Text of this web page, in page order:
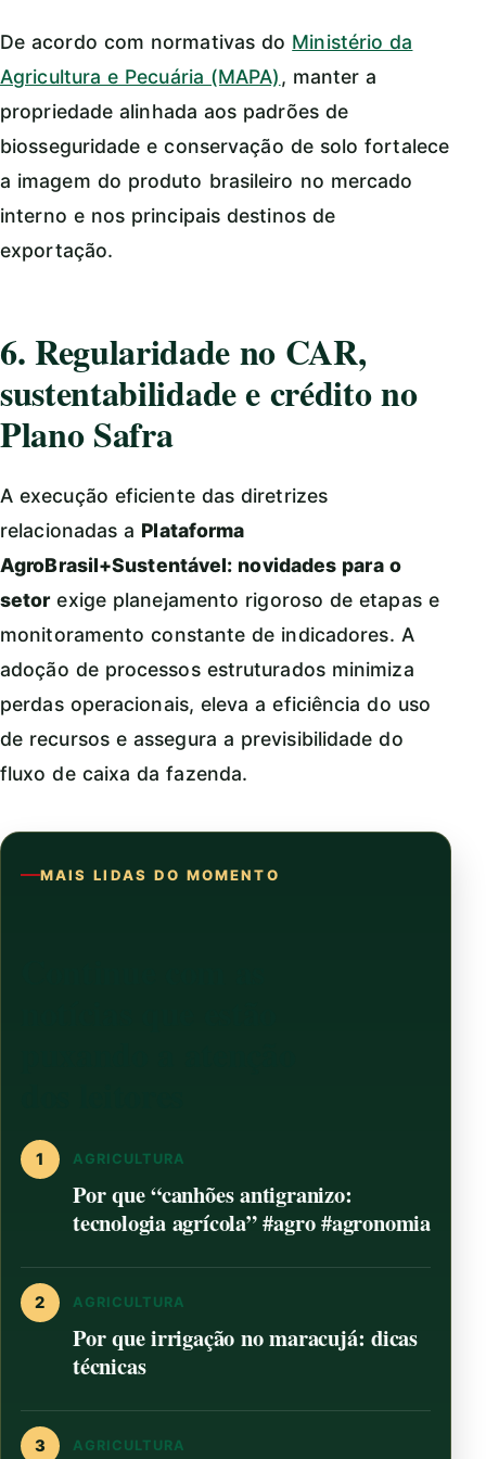
De acordo com normativas do Ministério da
Agricultura e Pecuária (MAPA), manter a
propriedade alinhada aos padrões de
biosseguridade e conservação de solo fortalece
a imagem do produto brasileiro no mercado
interno e nos principais destinos de
exportação.
6. Regularidade no CAR,
sustentabilidade e crédito no
Plano Safra
A execução eficiente das diretrizes
relacionadas a Plataforma
AgroBrasil+Sustentável: novidades para o
setorexige planejamento rigoroso de etapas e
monitoramento constante de indicadores. A
adoção de processos estruturados minimiza
perdas operacionais, eleva a eficiência do uso
de recursos e assegura a previsibilidade do
fluxo de caixa da fazenda.
MAIS LIDAS DO MOMENTO
1 AGRICULTURA
Por que “canhões antigranizo:
tecnologia agrícola” #agro #agronomia
2 AGRICULTURA
Por que irrigação no maracujá: dicas
técnicas
3 AGRICULTURA